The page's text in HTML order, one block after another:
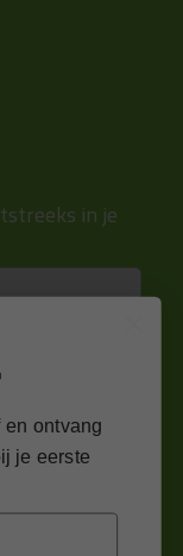
in je
ontvang
je eerste